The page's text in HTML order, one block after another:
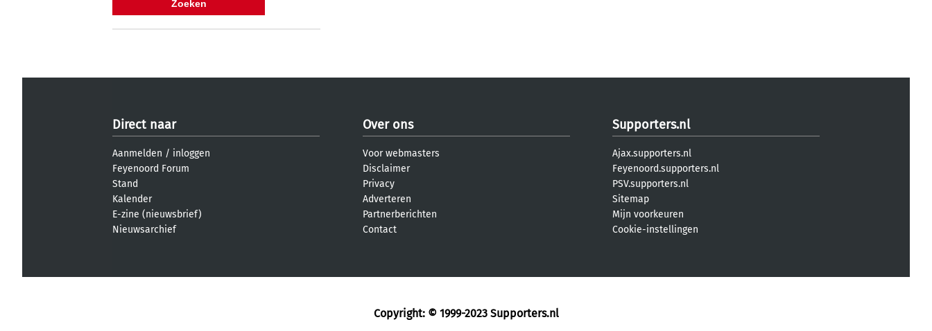
Direct naar
Aanmelden / inloggen
Feyenoord Forum
Stand
Kalender
E-zine (nieuwsbrief)
Nieuwsarchief
Over ons
Voor webmasters
Disclaimer
Privacy
Adverteren
Partnerberichten
Contact
Supporters.nl
Ajax.supporters.nl
Feyenoord.supporters.nl
PSV.supporters.nl
Sitemap
Mijn voorkeuren
Cookie-instellingen
Copyright: © 1999-2023 Supporters.nl